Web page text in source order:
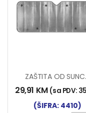
29,91 KM (sa PDV:
(ŠIFRA: 4410)